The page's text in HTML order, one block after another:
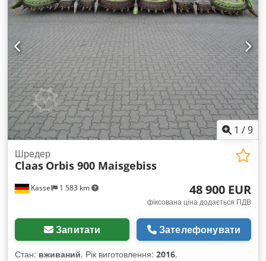
1 /9
Kassel 1 583 km
Шредер
Claas Orbis 900 Maisgebiss
48 900 EUR
фіксована ціна додається ПДВ
Запитати Зателефонувати
Стан: вживаний, Рік виготовлення: 2016,